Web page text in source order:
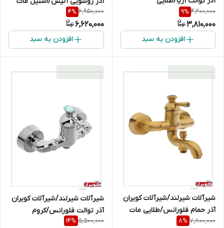
4,200,000
9%
3,810,000
افزودن به سبد
6,950,000
4%
6,620,000
افزودن به سبد
شیرآلات شیرلند/شیرآلات کویران
آذر حمام فلورانس/طلایی مات
7,800,000
8%
شیرآلات شیرلند/شیرآلات کویران
آذر توالت فلورانس/کروم
5,500,000
14%